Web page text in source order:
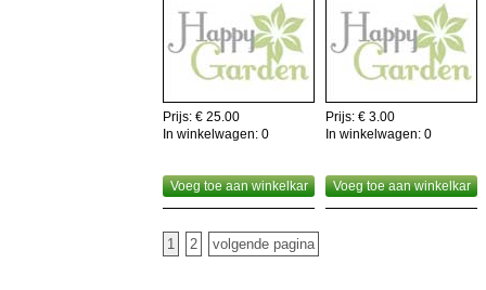
Prijs: € 25.00
In winkelwagen: 0
Voeg toe aan winkelkar
Prijs: € 3.00
In winkelwagen: 0
Voeg toe aan winkelkar
1 2 volgende pagina